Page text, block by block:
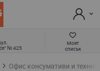
Моят
списък
№ 425
Офис консумативи и